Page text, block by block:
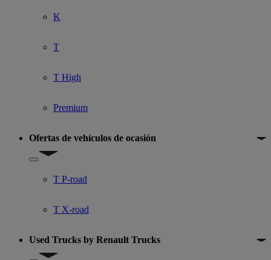
K
T
T High
Premium
Ofertas de vehículos de ocasión
Show submenu for Ofertas de vehículos de ocasión
T P-road
T X-road
Used Trucks by Renault Trucks